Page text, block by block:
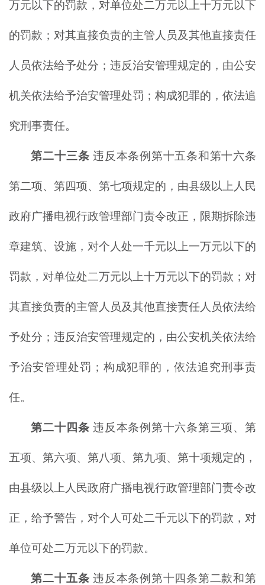
万元以下的罚款，对单位处二万元以上十万元以下
的罚款；对其直接负责的主管人员及其他直接责任
人员依法给予处分；违反治安管理规定的，由公安
机关依法给予治安管理处罚；构成犯罪的，依法追
究刑事责任。
第二十三条违反本条例第十五条和第十六条
第二项、第四项、第七项规定的，由县级以上人民
政府广播电视行政管理部门责令改正，限期拆除违
章建筑、设施，对个人处一千元以上一万元以下的
罚款，对单位处二万元以上十万元以下的罚款；对
其直接负责的主管人员及其他直接责任人员依法给
予处分；违反治安管理规定的，由公安机关依法给
予治安管理处罚；构成犯罪的，依法追究刑事责
任。
第二十四条违反本条例第十六条第三项、第
五项、第六项、第八项、第九项、第十项规定的，
由县级以上人民政府广播电视行政管理部门责令改
正，给予警告，对个人可处二千元以下的罚款，对
单位可处二万元以下的罚款。
第二十五条违反本条例第十四条第二款和第